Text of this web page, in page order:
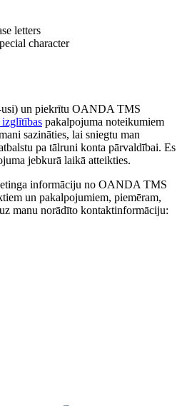
letters
character
usi) un piekrītu OANDA TMS
pakalpojuma noteikumiem
sazināties, lai sniegtu man
pa tālruni konta pārvaldībai. Es
jebkurā laikā atteikties.
informāciju no OANDA TMS
un pakalpojumiem, piemēram,
manu norādīto kontaktinformāciju: